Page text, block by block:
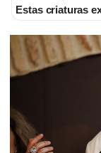
Estas criaturas